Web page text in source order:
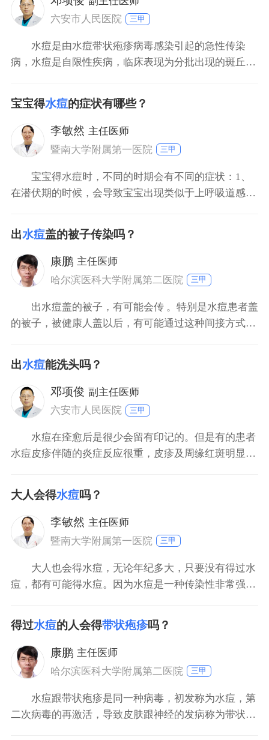
六安市人民医院
三甲
水痘是由水痘带状疱疹病毒感染引起的急性传染
病，水痘是自限性疾病，临床表现为分批出现的斑丘
给予易消化食物和注意补充水分，保持皮肤清洁，避免
搔抓疱疹处以免导致继发感染。如果瘙痒者可用炉甘石
洗剂涂擦，疱疹破裂后可涂甲紫或抗生素软膏，早期应
用阿昔洛韦控制皮
宝宝得水痘的症状有哪些？
李敏然 主任医师
暨南大学附属第一医院
三甲
宝宝得水痘时，不同的时期会有不同的症状：1、
在潜伏期的时候，会导致宝宝出现类似于上呼吸道感染
病的加重，疹子会越来越多，而且会出现水泡，会伴有
明显的瘙痒症状。3、有的宝宝还会出现身体发热现
象，可能是高烧，
出水痘盖的被子传染吗？
康鹏 主任医师
哈尔滨医科大学附属第二医院
三甲
出水痘盖的被子，有可能会传 。特别是水痘患者盖
的被子，被健康人盖以后，有可能通过这种间接方式传
水痘带状疱疹病毒，如果泡液已经沾染到被子上，在通
过间接接触到健康人皮肤表面，也有可能形成间接传
染。
出水痘能洗头吗？
邓项俊 副主任医师
六安市人民医院
三甲
水痘在痊愈后是很少会留有印记的。但是有的患者
水痘皮疹伴随的炎症反应很重，皮疹及周缘红斑明显，
好，此时就用留有印记的风险。 洗头、洗澡不是治疗水
痘的绝对禁忌。建议在洗浴时简单冲洗而已，不要把痂
抠落；洗浴后在未脱痂处、特别是炎症反应比较重的地
方外用抗菌药
大人会得水痘吗？
李敏然 主任医师
暨南大学附属第一医院
三甲
大人也会得水痘，无论年纪多大，只要没有得过水
痘，都有可能得水痘。因为水痘是一种传染性非常强的
上都可能会发病。水痘病毒主要通过呼吸道分泌物或者
接触水痘患者的疱疹液而传染，所以，没有得过水痘的
患者一定要接种水痘疫苗，这样能够有效防控。避免接
触水痘的患
得过水痘的人会得带状疱疹吗？
康鹏 主任医师
哈尔滨医科大学附属第二医院
三甲
水痘跟带状疱疹是同一种病毒，初发称为水痘，第
二次病毒的再激活，导致皮肤跟神经的发病称为带状疱